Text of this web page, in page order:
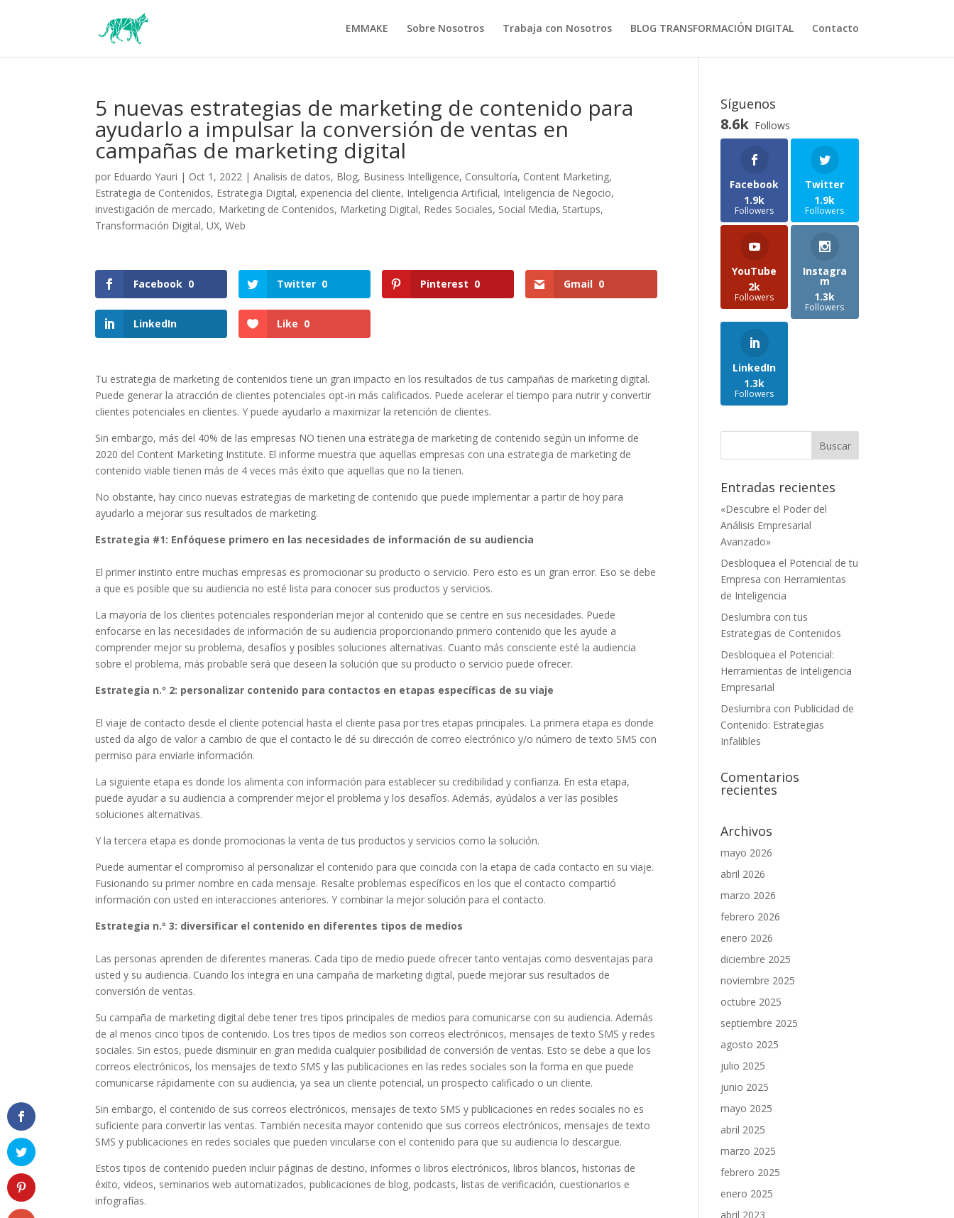
EMMAKE Sobre Nosotros Trabaja con Nosotros BLOG TRANSFORMACIÓN DIGITAL Contacto
5 nuevas estrategias de marketing de contenido para
ayudarlo a impulsar la conversión de ventas en
campañas de marketing digital
por Eduardo Yauri | Oct 1, 2022 |Analisis de datos, Blog, Business Intelligence, Consultoría, Content Marketing,
Estrategia de Contenidos, Estrategia Digital, experiencia del cliente, Inteligencia Artificial, Inteligencia de Negocio,
investigación de mercado, Marketing de Contenidos, Marketing Digital, Redes Sociales, Social Media, Startups,
Transformación Digital,UX,Web
Facebook 0 Twitter 0 Pinterest 0 Gmail 0
LinkedIn Like 0
Tu estrategia de marketing de contenidos tiene un gran impacto en los resultados de tus campañas de marketing digital.
Puede generar la atracción de clientes potenciales opt-in más calificados. Puede acelerar el tiempo para nutrir y convertir
clientes potenciales en clientes. Y puede ayudarlo a maximizar la retención de clientes.
Sin embargo, más del 40% de las empresas NO tienen una estrategia de marketing de contenido según un informe de
2020 del Content Marketing Institute. El informe muestra que aquellas empresas con una estrategia de marketing de
contenido viable tienen más de 4 veces más éxito que aquellas que no la tienen.
No obstante, hay cinco nuevas estrategias de marketing de contenido que puede implementar a partir de hoy para
ayudarlo a mejorar sus resultados de marketing.
Estrategia #1: Enfóquese primero en las necesidades de información de su audiencia
El primer instinto entre muchas empresas es promocionar su producto o servicio. Pero esto es un gran error. Eso se debe
a que es posible que su audiencia no esté lista para conocer sus productos y servicios.
La mayoría de los clientes potenciales responderían mejor al contenido que se centre en sus necesidades. Puede
enfocarse en las necesidades de información de su audiencia proporcionando primero contenido que les ayude a
comprender mejor su problema, desafíos y posibles soluciones alternativas. Cuanto más consciente esté la audiencia
sobre el problema, más probable será que deseen la solución que su producto o servicio puede ofrecer.
Estrategia n.º 2: personalizar contenido para contactos en etapas específicas de su viaje
El viaje de contacto desde el cliente potencial hasta el cliente pasa por tres etapas principales. La primera etapa es donde
usted da algo de valor a cambio de que el contacto le dé su dirección de correo electrónico y/o número de texto SMS con
permiso para enviarle información.
La siguiente etapa es donde los alimenta con información para establecer su credibilidad y confianza. En esta etapa,
puede ayudar a su audiencia a comprender mejor el problema y los desafíos. Además, ayúdalos a ver las posibles
soluciones alternativas.
Y la tercera etapa es donde promocionas la venta de tus productos y servicios como la solución.
Puede aumentar el compromiso al personalizar el contenido para que coincida con la etapa de cada contacto en su viaje.
Fusionando su primer nombre en cada mensaje. Resalte problemas específicos en los que el contacto compartió
información con usted en interacciones anteriores. Y combinar la mejor solución para el contacto.
Estrategia n.º 3: diversificar el contenido en diferentes tipos de medios
Las personas aprenden de diferentes maneras. Cada tipo de medio puede ofrecer tanto ventajas como desventajas para
usted y su audiencia. Cuando los integra en una campaña de marketing digital, puede mejorar sus resultados de
conversión de ventas.
Su campaña de marketing digital debe tener tres tipos principales de medios para comunicarse con su audiencia. Además
de al menos cinco tipos de contenido. Los tres tipos de medios son correos electrónicos, mensajes de texto SMS y redes
sociales. Sin estos, puede disminuir en gran medida cualquier posibilidad de conversión de ventas. Esto se debe a que los
correos electrónicos, los mensajes de texto SMS y las publicaciones en las redes sociales son la forma en que puede
comunicarse rápidamente con su audiencia, ya sea un cliente potencial, un prospecto calificado o un cliente.
Sin embargo, el contenido de sus correos electrónicos, mensajes de texto SMS y publicaciones en redes sociales no es
suficiente para convertir las ventas. También necesita mayor contenido que sus correos electrónicos, mensajes de texto
SMS y publicaciones en redes sociales que pueden vincularse con el contenido para que su audiencia lo descargue.
Estos tipos de contenido pueden incluir páginas de destino, informes o libros electrónicos, libros blancos, historias de
éxito, videos, seminarios web automatizados, publicaciones de blog, podcasts, listas de verificación, cuestionarios e
infografías.
Síguenos
8.6k Follows
Facebook
1.9k
Followers
Twitter
1.9k
Followers
YouTube
2k
Followers
Instagra
m
1.3k
Followers
LinkedIn
1.3k
Followers
Entradas recientes
«Descubre el Poder del
Análisis Empresarial
Avanzado»
Desbloquea el Potencial de tu
Empresa con Herramientas
de Inteligencia
Deslumbra con tus
Estrategias de Contenidos
Desbloquea el Potencial:
Herramientas de Inteligencia
Empresarial
Deslumbra con Publicidad de
Contenido: Estrategias
Infalibles
Comentarios
recientes
Archivos
mayo 2026
abril 2026
marzo 2026
febrero 2026
enero 2026
diciembre 2025
noviembre 2025
octubre 2025
septiembre 2025
agosto 2025
julio 2025
junio 2025
mayo 2025
abril 2025
marzo 2025
febrero 2025
enero 2025
abril 2023